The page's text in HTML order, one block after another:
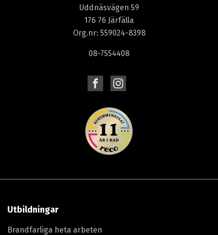
Uddnäsvägen 59
176 76 Järfälla
Org.nr: 559024-8398
08-7554408
Utbildningar
Brandfarliga heta arbeten